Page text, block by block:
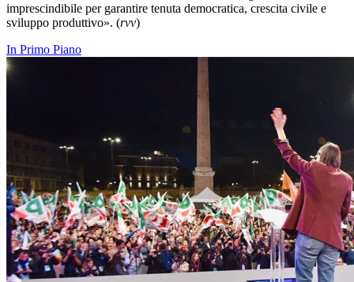
imprescindibile per garantire tenuta democratica, crescita civile e
sviluppo produttivo». (rvv)
In Primo Piano